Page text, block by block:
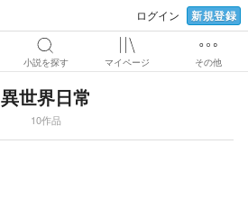
ログイン 新規登録
小説を探す マイページ その他
異世界日常
10作品